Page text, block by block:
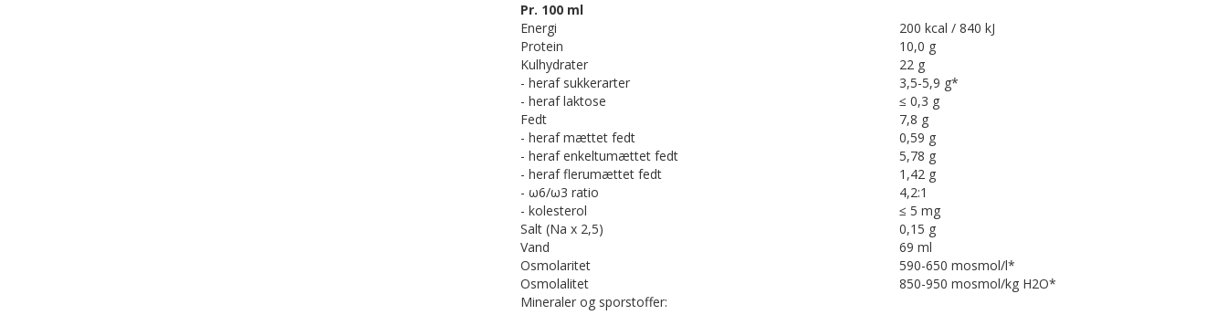
Pr. 100 ml
Energi
200 kcal / 840 kJ
Protein
10,0 g
Kulhydrater
22 g
- heraf sukkerarter
3,5-5,9 g*
- heraf laktose
≤ 0,3 g
Fedt
7,8 g
- heraf mættet fedt
0,59 g
- heraf enkeltumættet fedt
5,78 g
- heraf flerumættet fedt
1,42 g
- ω6/ω3 ratio
4,2:1
- kolesterol
≤ 5 mg
Salt (Na x 2,5)
0,15 g
Vand
69 ml
Osmolaritet
590-650 mosmol/l*
Osmolalitet
850-950 mosmol/kg H2O*
Mineraler og sporstoffer: